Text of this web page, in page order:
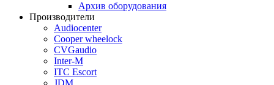
Архив оборудования
Производители
Audiocenter
Cooper wheelock
CVGaudio
Inter-M
ITC Escort
JDM